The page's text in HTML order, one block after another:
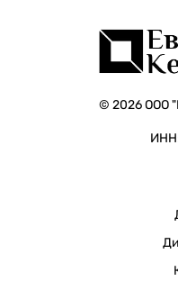
© 2026 ООО